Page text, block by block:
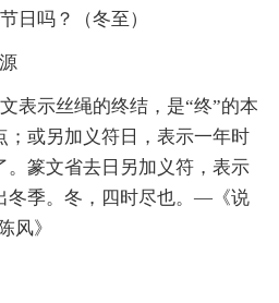
日吗？（冬至）
表示丝绳的终结，是“终”的本
；或另加义符日，表示一年时
。篆文省去日另加义符，表示
冬季。冬，四时尽也。—《说
风》